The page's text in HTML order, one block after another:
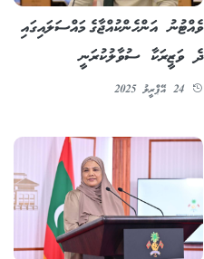
ވެއްޓުނު އަންހެންކުއްޖާގެ މައްސަލައިގައި
ދެ ވަޒީރަކާ ސުވާލުކުރަނީ
24 އޭޕްރީލު 2025